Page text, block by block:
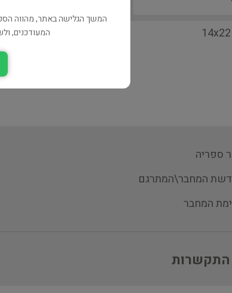
ספריה
המחבר\המתרגם
המחבר
התקשרות
המשך הגלישה באתר, מהווה
המעודכנים,